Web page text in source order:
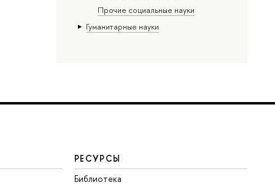
Прочие социальные науки
Гуманитарные науки
РЕСУРСЫ
Библиотека